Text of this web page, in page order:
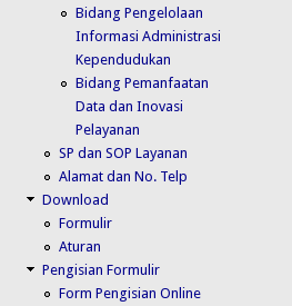
Bidang Pengelolaan
Informasi Administrasi
Kependudukan
Bidang Pemanfaatan
Data dan Inovasi
Pelayanan
SP dan SOP Layanan
Alamat dan No. Telp
Download
Formulir
Aturan
Pengisian Formulir
Form Pengisian Online